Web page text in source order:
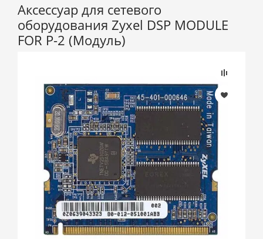
Аксессуар для сетевого
оборудования Zyxel DSP MODULE
FOR P-2 (Модуль)